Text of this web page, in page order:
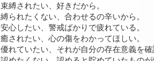
束縛されたい、好きだから。
縛られたくない、合わせるの辛いから。
安心したい、警戒ばかりで疲れている。
癒されたい、心の傷をわかってほしい。
優れていたい、それが自分の存在意義を